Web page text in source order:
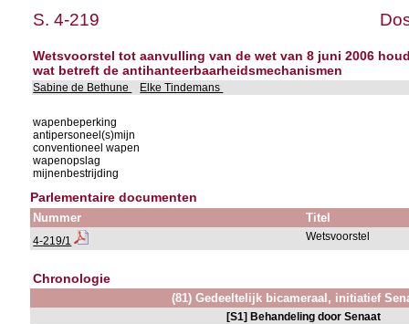
S. 4-219
Wetsvoorstel tot aanvulling van de wet van 8 juni 2006
wat betreft de antihanteerbaarheidsmechanismen
Sabine de Bethune Elke Tindemans
wapenbeperking
antipersoneel(s)mijn
conventioneel wapen
wapenopslag
mijnenbestrijding
Parlementaire documenten
Nummer Titel
4-219/1 Wetsvoorstel
Chronologie
(81) Gedeeltelijk bicameraal, initiatief
[S1] Behandeling door Senaat